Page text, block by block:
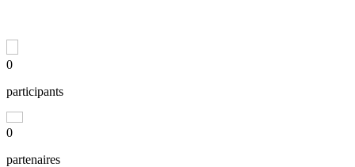
0
participants
0
partenaires